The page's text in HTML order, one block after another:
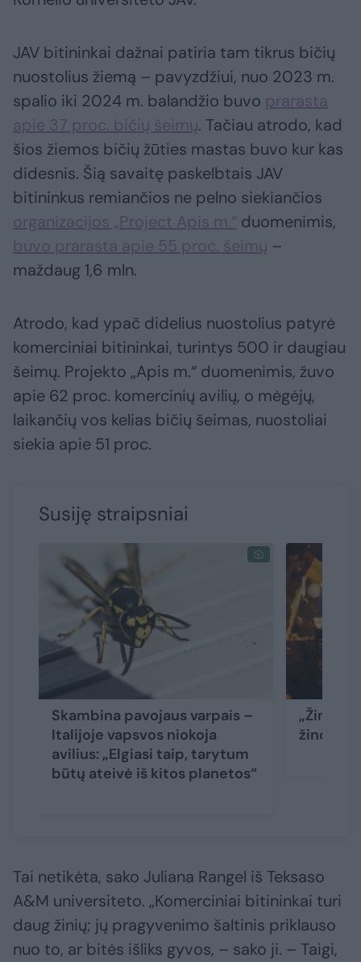
JAV bitininkai dažnai patiria tam tikrus bičių
nuostolius žiemą – pavyzdžiui, nuo 2023 m.
spalio iki 2024 m. balandžio buvo prarasta
apie 37 proc. bičių šeimų. Tačiau atrodo, kad
šios žiemos bičių žūties mastas buvo kur kas
didesnis. Šią savaitę paskelbtais JAV
bitininkus remiančios ne pelno siekiančios
organizacijos „Project Apis m.“ duomenimis,
buvo prarasta apie 55 proc. šeimų –
maždaug 1,6 mln.
Atrodo, kad ypač didelius nuostolius patyrė
komerciniai bitininkai, turintys 500 ir daugiau
šeimų. Projekto „Apis m.“ duomenimis, žuvo
apie 62 proc. komercinių avilių, o mėgėjų,
laikančių vos kelias bičių šeimas, nuostoliai
siekia apie 51 proc.
Susiję straipsniai
Skambina pavojaus varpais –
Italijoje vapsvos niokoja
avilius: „Elgiasi taip, tarytum
būtų ateivė iš kitos planetos“
„Žinovų
žinote
Tai netikėta, sako Juliana Rangel iš Teksaso
A&M universiteto. „Komerciniai bitininkai turi
daug žinių; jų pragyvenimo šaltinis priklauso
nuo to, ar bitės išliks gyvos, – sako ji. – Taigi,